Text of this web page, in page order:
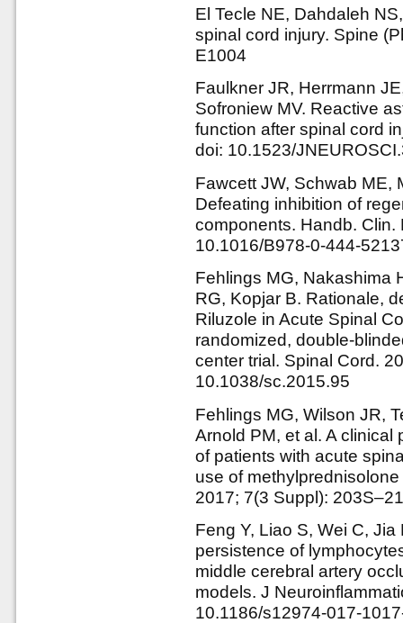
El Tecle NE, Dahdaleh
spinal cord injury. Spine
E1004
Faulkner JR, Herrmann
Sofroniew MV. Reactive
function after spinal cord
doi: 10.1523/
Fawcett JW, Schwab ME,
Defeating inhibition of
components. Handb.
10.1016/B978-0-444-
Fehlings MG, Nakashima
RG, Kopjar B. Rationale,
Riluzole in Acute Spinal
randomized, double-
center trial. Spinal Cord.
10.1038/sc.2015.95
Fehlings MG, Wilson JR,
Arnold PM, et al. A
of patients with acute
use of
2017; 7(3 Suppl):
Feng Y, Liao S, Wei C,
persistence of
middle cerebral artery
models. J
10.1186/s12974-017-